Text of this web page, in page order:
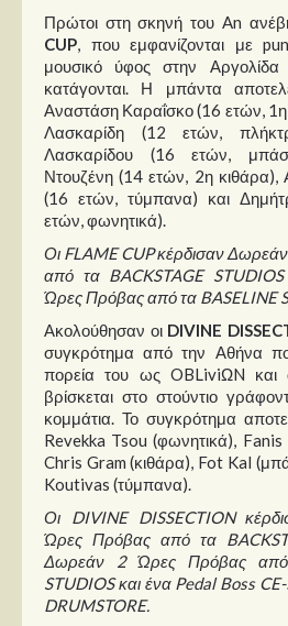
Πρώτοι στη σκηνή του An
CUP , που εμφανίζονται με
μουσικό ύφος στην
κατάγονται. Η μπάντα
Αναστάση Καραΐσκο (16 ετών, 1η
Λασκαρίδη (12 ετών,
Λασκαρίδου (16 ετών,
Ντουζένη (14 ετών, 2η κιθάρα),
(16 ετών, τύμπανα) και
ετών, φωνητικά).
Οι FLAME CUP κέρδισαν
από τα BACKSTAGE
Ώρες Πρόβας από τα BASELINE
Ακολούθησαν οι DIVINE
συγκρότημα από την Αθήνα
πορεία του ως OBLiviΩN και
βρίσκεται στο στούντιο
κομμάτια. Το συγκρότημα
Revekka Tsou (φωνητικά), Fanis
Chris Gram (κιθάρα), Fot Kal
Koutivas (τύμπανα).
Οι DIVINE DISSECTION
Ώρες Πρόβας από τα
Δωρεάν 2 Ώρες Πρόβας από
STUDIOS και ένα Pedal Boss
DRUMSTORE.